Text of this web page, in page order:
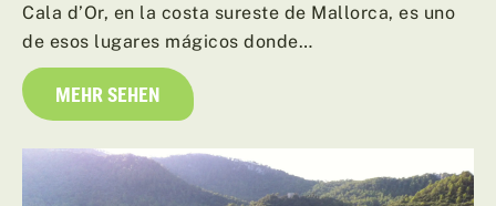
Cala d’Or, en la costa sureste de Mallorca, es uno
de esos lugares mágicos donde…
MEHR SEHEN